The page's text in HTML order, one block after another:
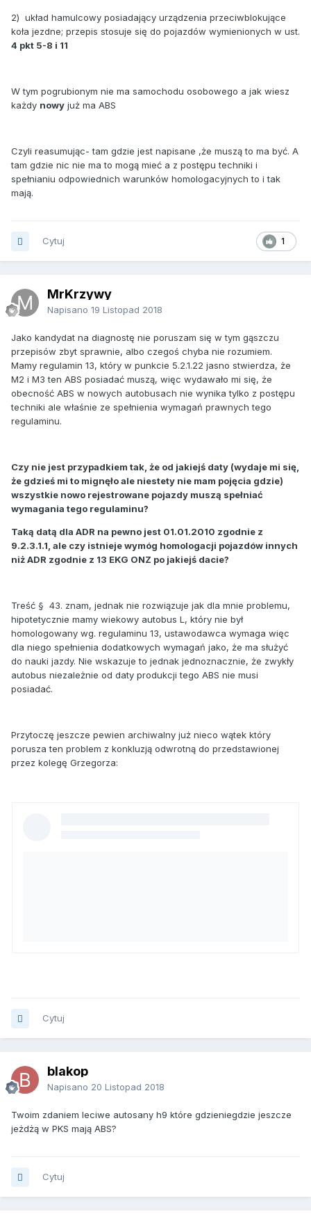
2) układ hamulcowy posiadający urządzenia przeciwblokujące
koła jezdne; przepis stosuje się do pojazdów wymienionych w ust.
4 pkt 5-8 i 11
W tym pogrubionym nie ma samochodu osobowego a jak wiesz
każdy nowy już ma ABS
Czyli reasumując- tam gdzie jest napisane ,że muszą to ma być. A
tam gdzie nic nie ma to mogą mieć a z postępu techniki i
spełnianiu odpowiednich warunków homologacyjnych to i tak
mają.
1
Cytuj
MrKrzywy
Napisano 19 Listopad 2018
Jako kandydat na diagnostę nie poruszam się w tym gąszczu
przepisów zbyt sprawnie, albo czegoś chyba nie rozumiem.
Mamy regulamin 13, który w punkcie 5.2.1.22 jasno stwierdza, że
M2 i M3 ten ABS posiadać muszą, więc wydawało mi się, że
obecność ABS w nowych autobusach nie wynika tylko z postępu
techniki ale właśnie ze spełnienia wymagań prawnych tego
regulaminu.
Czy nie jest przypadkiem tak, że od jakiejś daty (wydaje mi się,
że gdzieś mi to mignęło ale niestety nie mam pojęcia gdzie)
wszystkie nowo rejestrowane pojazdy muszą spełniać
wymagania tego regulaminu?
Taką datą dla ADR na pewno jest 01.01.2010 zgodnie z
9.2.3.1.1, ale czy istnieje wymóg homologacji pojazdów innych
niż ADR zgodnie z 13 EKG ONZ po jakiejś dacie?
Treść § 43. znam, jednak nie rozwiązuje jak dla mnie problemu,
hipotetycznie mamy wiekowy autobus L, który nie był
homologowany wg. regulaminu 13, ustawodawca wymaga więc
dla niego spełnienia dodatkowych wymagań jako, że ma służyć
do nauki jazdy. Nie wskazuje to jednak jednoznacznie, że zwykły
autobus niezależnie od daty produkcji tego ABS nie musi
posiadać.
Przytoczę jeszcze pewien archiwalny już nieco wątek który
porusza ten problem z konkluzją odwrotną do przedstawionej
przez kolegę Grzegorza:
Cytuj
blakop
Napisano 20 Listopad 2018
Twoim zdaniem leciwe autosany h9 które gdzieniegdzie jeszcze
jeżdżą w PKS mają ABS?
Cytuj